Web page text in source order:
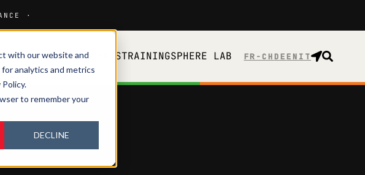
with our website and
analytics and metrics
to remember your
DECLINE
MEDIAMAGAZINEEVENTSTRAININGSPHERE LAB FR-CH